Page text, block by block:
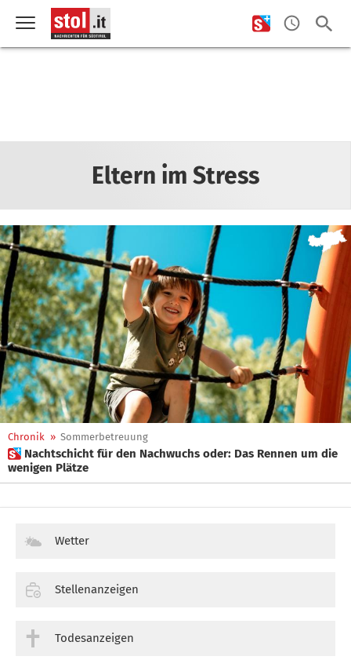
Eltern im Stress
Chronik » Sommerbetreuung
 Nachtschicht für den Nachwuchs oder: Das Rennen um die
wenigen Plätze
Wetter
Stellenanzeigen
Todesanzeigen